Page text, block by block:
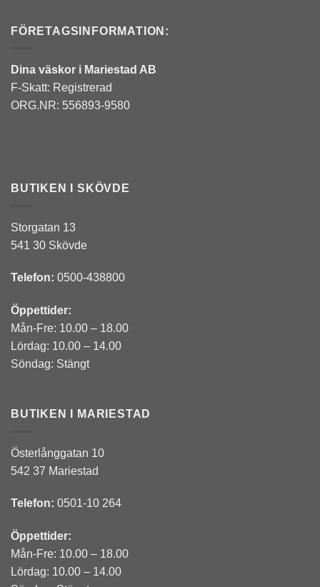
FÖRETAGSINFORMATION:
Dina väskor i Mariestad AB
F-Skatt: Registrerad
ORG.NR: 556893-9580
BUTIKEN I SKÖVDE
Storgatan 13
541 30 Skövde
Telefon: 0500-438800
Öppettider:
Mån-Fre: 10.00 – 18.00
Lördag: 10.00 – 14.00
Söndag: Stängt
BUTIKEN I MARIESTAD
Österlånggatan 10
542 37 Mariestad
Telefon: 0501-10 264
Öppettider:
Mån-Fre: 10.00 – 18.00
Lördag: 10.00 – 14.00